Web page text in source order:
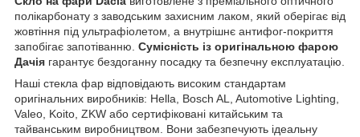
полікарбонату з заводським захисним лаком, який оберігає від
жовтіння під ультрафіолетом, а внутрішнє антифог-покриття
запобігає запотіванню. Сумісність із оригінальною фарою
Дачія гарантує бездоганну посадку та безпечну експлуатацію.
Наші стекла фар відповідають високим стандартам
оригінальних виробників: Hella, Bosch AL, Automotive Lighting,
Valeo, Koito, ZKW або сертифіковані китайським та
тайванським виробництвом. Вони забезпечують ідеальну